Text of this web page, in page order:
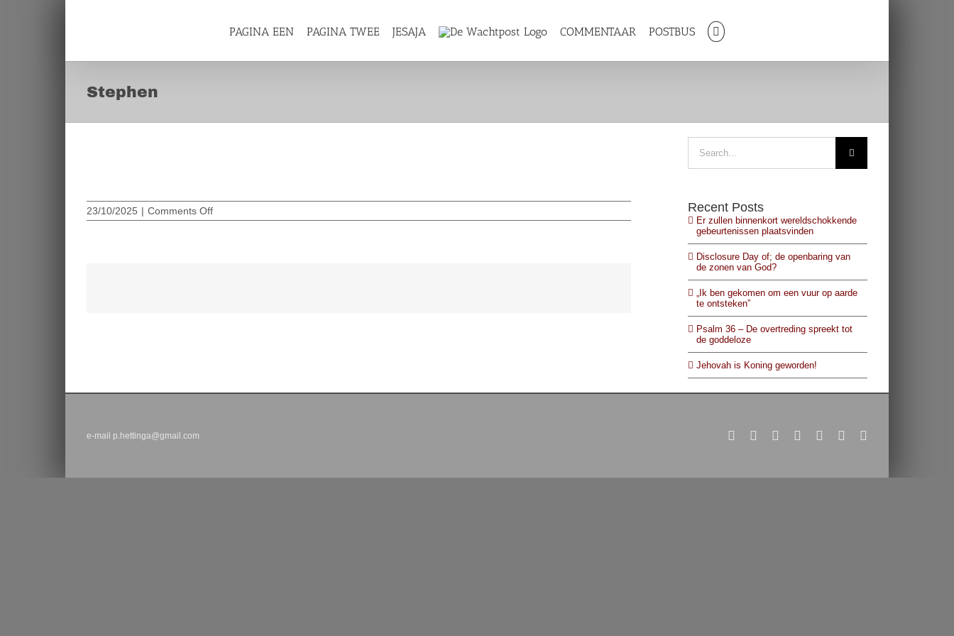
PAGINA EEN PAGINA TWEE JESAJA COMMENTAAR POSTBUS
Stephen
23/10/2025 | Comments Offon
Stephen
for:
Recent Posts
Er zullen binnenkort wereldschokkende
gebeurtenissen plaatsvinden
Disclosure Day of; de openbaring van
de zonen van God?
„Ik ben gekomen om een vuur op aarde
te ontsteken”
Psalm 36 – De overtreding spreekt tot
de goddeloze
Jehovah is Koning geworden!
e-mail p.hettinga@gmail.com YouTubeBloggerFacebookInstagramSoundCloud